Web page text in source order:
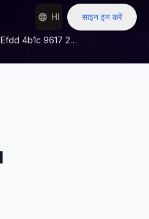
HI साइन इन करें
3dbae0a4 Efdd 4b1c 9617 2c1da4580383